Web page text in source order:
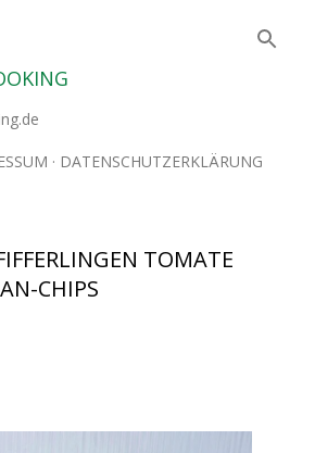
DATENSCHUTZERKLÄRUNG
TOMATE
CHIPS